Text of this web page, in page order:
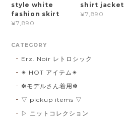
style white
fashion skirt
¥7,890
shirt jacket
¥7,890
CATEGORY
Erz. Noir レトロシック
✴︎ HOT アイテム✴︎
❇︎モデルさん着用❇︎
▽ pickup items ▽
▷ ニットコレクション